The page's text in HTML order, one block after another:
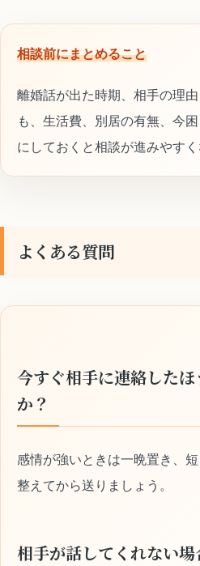
相談前にまとめること
離婚話が出た時期、相手の理
も、生活費、別居の有無、今
にしておくと相談が進みやすく
よくある質問
今すぐ相手に連絡した
か？
感情が強いときは一晩置き、
整えてから送りましょう。
相手が話してくれない場